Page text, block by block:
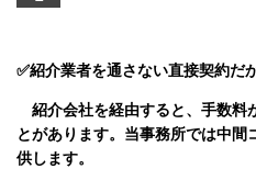
✅紹介業者を通さない直接契約だ
紹介会社を経由すると、手数料
とがあります。 当事務所では中間
供します。